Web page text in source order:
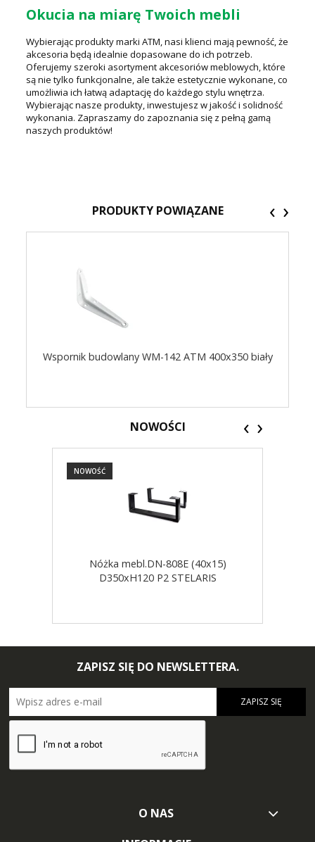
Okucia na miarę Twoich mebli
Wybierając produkty marki ATM, nasi klienci mają pewność, że
akcesoria będą idealnie dopasowane do ich potrzeb.
Oferujemy szeroki asortyment akcesoriów meblowych, które
są nie tylko funkcjonalne, ale także estetycznie wykonane, co
umożliwia ich łatwą adaptację do każdego stylu wnętrza.
Wybierając nasze produkty, inwestujesz w jakość i solidność
wykonania. Zapraszamy do zapoznania się z pełną gamą
naszych produktów!
PRODUKTY POWIĄZANE
Wspornik budowlany WM-142 ATM 400x350 biały
‹ ›
NOWOŚCI
Nóżka mebl.DN-808E (40x15)
D350xH120 P2 STELARIS
NOWOŚĆ
‹ ›
ZAPISZ SIĘ DO NEWSLETTERA.
ZAPISZ SIĘ
O NAS